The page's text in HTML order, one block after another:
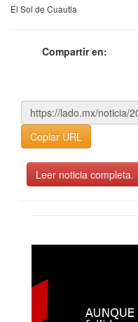
El Sol de Cuautla
Compartir en:
Copiar URL
Leer noticia completa.